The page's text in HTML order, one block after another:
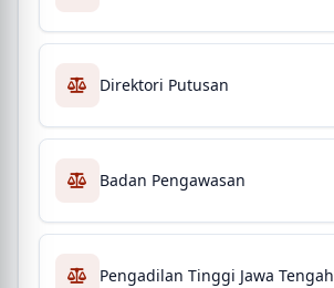
Direktori Putusan
Badan Pengawasan
Pengadilan Tinggi Jawa Tengah